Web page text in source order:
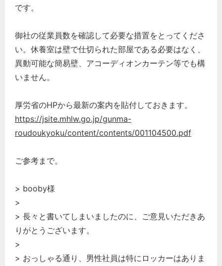
です。
御社の従業員数を確認して必要な措置をとってくださ
い。休養室は壁で仕切られた部屋である必要はなく、
異動可能な簡易壁、アコーディオンカーテン等でも構
いません。
厚労省のHPから最新の案内を貼付しておきます。
https://jsite.mhlw.go.jp/gunma-
roudoukyoku/content/contents/001104500.pdf
ご参考まで。
> booby様
>
> 長々と書いてしまいましたのに、ご意見いただきあ
りがとうございます。
>
> おっしゃる通り、男性社員は特にロッカーはありま